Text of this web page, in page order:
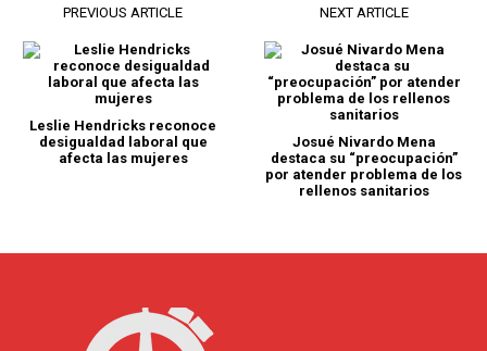
PREVIOUS ARTICLE
Leslie Hendricks reconoce
desigualdad laboral que
afecta las mujeres
NEXT ARTICLE
Josué Nivardo Mena
destaca su “preocupación”
por atender problema de los
rellenos sanitarios